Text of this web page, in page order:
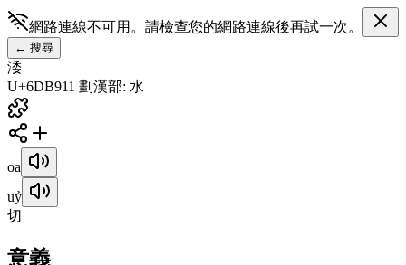
網路連線不可用。請檢查您的網路連線後再試一次。
← 搜尋
涹
U+6DB911 劃漢部: 水
oa
uỷ
切
意義